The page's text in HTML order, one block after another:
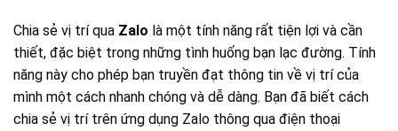
Chia sẻ vị trí qua Zalo là một tính năng rất tiện lợi và cần
thiết, đặc biệt trong những tình huống bạn lạc đường. Tính
năng này cho phép bạn truyền đạt thông tin về vị trí của
mình một cách nhanh chóng và dễ dàng. Bạn đã biết cách
chia sẻ vị trí trên ứng dụng Zalo thông qua điện thoại